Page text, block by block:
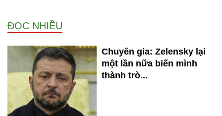
ĐỌC NHIỀU
Chuyên gia: Zelensky lại
một lần nữa biến mình
thành trò...